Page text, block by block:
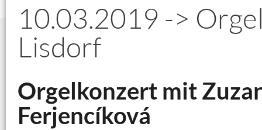
10.03.2019 ->
Lisdorf
Orgelkonzert mit
Ferjencíková